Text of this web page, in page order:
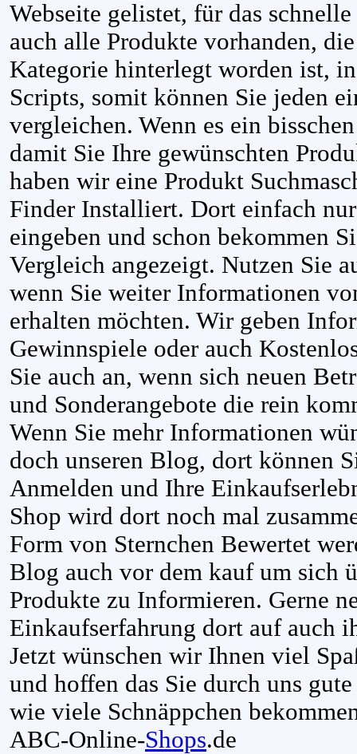
Webseite gelistet, für das
auch alle Produkte vorhanden,
Kategorie hinterlegt worden ist,
Scripts, somit können Sie jeden
vergleichen. Wenn es ein
damit Sie Ihre gewünschten
haben wir eine Produkt
Finder Installiert. Dort einfach
eingeben und schon bekommen
Vergleich angezeigt. Nutzen Sie
wenn Sie weiter Informationen
erhalten möchten. Wir geben
Gewinnspiele oder auch
Sie auch an, wenn sich neuen
und Sonderangebote die rein
Wenn Sie mehr Informationen
doch unseren Blog, dort können
Anmelden und Ihre
Shop wird dort noch mal
Form von Sternchen Bewertet
Blog auch vor dem kauf um sich
Produkte zu Informieren. Gerne
Einkaufserfahrung dort auf auch
Jetzt wünschen wir Ihnen viel
und hoffen das Sie durch uns
wie viele Schnäppchen
ABC-Online-Shops.de